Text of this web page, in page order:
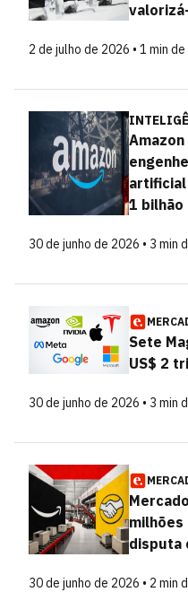
2 de julho de 2026 • 1 min
artificial
1 bilhão
30 de junho de 2026 • 3 min
Sete
US$ 2
30 de junho de 2026 • 3 min
milhões
disputa
30 de junho de 2026 • 2 min